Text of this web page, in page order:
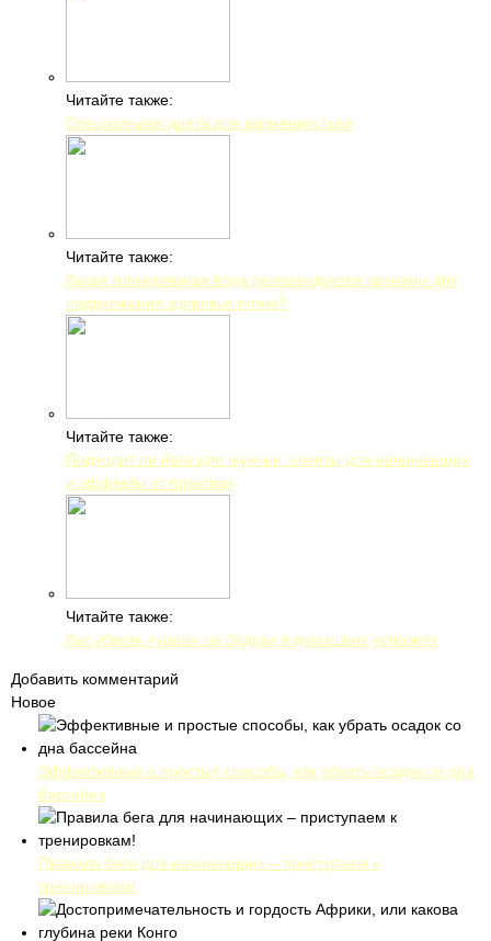
Читайте также:
Специальная диета для кормящих мам
Читайте также:
Какая минеральная вода рекомендуется врачами для
поддержания здоровья почек?
Читайте также:
Подходит ли йога для мужчин: советы для начинающих
и эффекты от практики
Читайте также:
Как убрать «ушки» на бёдрах в домашних условиях
Добавить комментарий
Новое
Эффективные и простые способы, как убрать осадок со дна
бассейна
Правила бега для начинающих – приступаем к
тренировкам!